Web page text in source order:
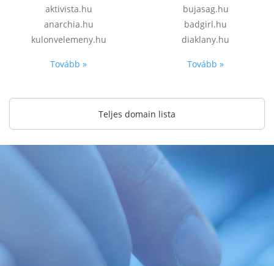
aktivista.hu
anarchia.hu
kulonvelemeny.hu
Tovább »
bujasag.hu
badgirl.hu
diaklany.hu
Tovább »
Teljes domain lista